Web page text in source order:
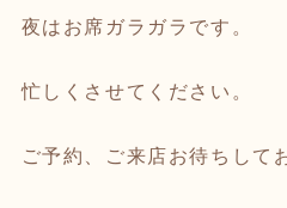
夜はお席ガラガラです。
忙しくさせてください。
ご予約、ご来店お待ちして